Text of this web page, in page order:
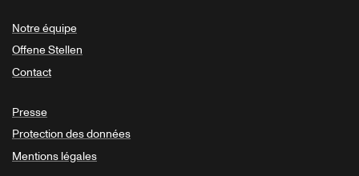
Notre équipe
Offene Stellen
Contact
Presse
Protection des données
Mentions légales